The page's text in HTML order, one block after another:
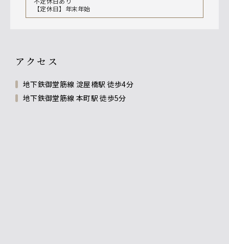
【定休日】年末年始
アクセス
地下鉄御堂筋線 淀屋橋駅 徒歩4分
地下鉄御堂筋線 本町駅 徒歩5分